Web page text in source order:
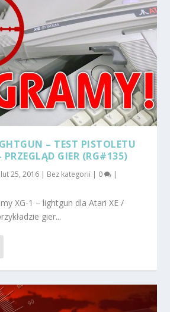
– TEST PISTOLETU
PRZEGLĄD GIER (RG#135)
lut 25, 2016 | Bez kategorii | 0 |
XG-1 – lightgun dla Atari XE /
gier...